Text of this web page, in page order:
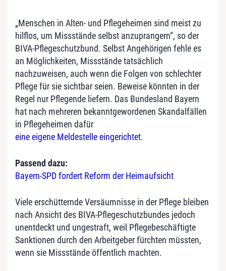
„Menschen in Alten- und Pflegeheimen sind meist zu
hilflos, um Missstände selbst anzuprangern“, so der
BIVA-Pflegeschutzbund. Selbst Angehörigen fehle es
an Möglichkeiten, Missstände tatsächlich
nachzuweisen, auch wenn die Folgen von schlechter
Pflege für sie sichtbar seien. Beweise könnten in der
Regel nur Pflegende liefern. Das Bundesland Bayern
hat nach mehreren bekanntgewordenen Skandalfällen
in Pflegeheimen dafür
eine eigene Meldestelle eingerichtet.
Passend dazu:
Bayern-SPD fordert Reform der Heimaufsicht
Viele erschütternde Versäumnisse in der Pflege bleiben
nach Ansicht des BIVA-Pflegeschutzbundes jedoch
unentdeckt und ungestraft, weil Pflegebeschäftigte
Sanktionen durch den Arbeitgeber fürchten müssten,
wenn sie Missstände öffentlich machten.